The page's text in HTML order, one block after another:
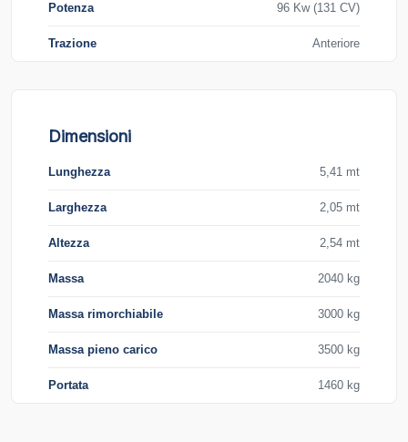
Potenza 96 Kw (131 CV)
Trazione Anteriore
Dimensioni
Lunghezza 5,41 mt
Larghezza 2,05 mt
Altezza 2,54 mt
Massa 2040 kg
Massa rimorchiabile 3000 kg
Massa pieno carico 3500 kg
Portata 1460 kg